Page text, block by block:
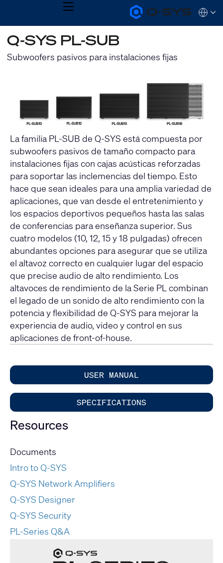
Q-
SYS
MENU
QSYS.com (English)
India (English)
Deutsch
Español
Q-SYS PL-SUB
Subwoofers pasivos para instalaciones fijas
La familia PL-SUB de Q-SYS está compuesta por
subwoofers pasivos de tamaño compacto para
instalaciones fijas con cajas acústicas reforzadas
para soportar las inclemencias del tiempo. Esto
hace que sean ideales para una amplia variedad de
aplicaciones, que van desde el entretenimiento y
los espacios deportivos pequeños hasta las salas
de conferencias para enseñanza superior. Sus
cuatro modelos (10, 12, 15 y 18 pulgadas) ofrecen
abundantes opciones para asegurar que se utiliza
el altavoz correcto en cualquier lugar del espacio
que precise audio de alto rendimiento. Los
altavoces de rendimiento de la Serie PL combinan
el legado de un sonido de alto rendimiento con la
potencia y flexibilidad de Q-SYS para mejorar la
experiencia de audio, video y control en sus
aplicaciones de front-of-house.
USER MANUAL
SPECIFICATIONS
Resources
Documents
Intro to Q-SYS
Q-SYS Network Amplifiers
Q-SYS Designer
Q-SYS Security
PL-Series Q&A